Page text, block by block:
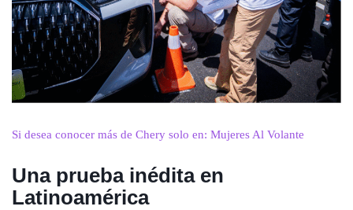
Si desea conocer más de Chery solo en: Mujeres Al Volante
Una prueba inédita en
Latinoamérica